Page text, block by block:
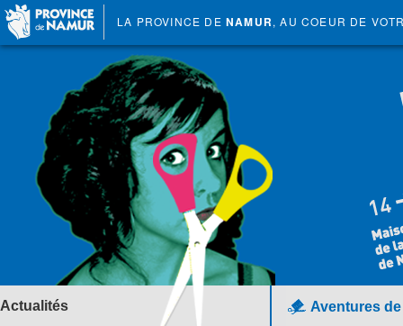
LA PROVINCE DE NAMUR, AU COEUR DE
Actualités
Aventures